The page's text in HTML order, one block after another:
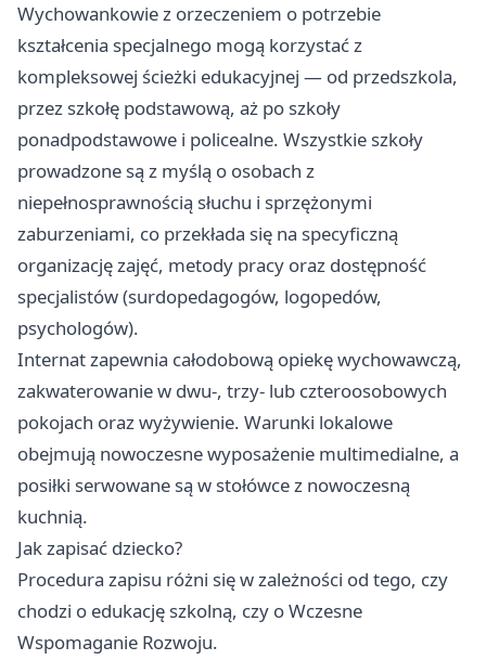
Wychowankowie z orzeczeniem o potrzebie
kształcenia specjalnego mogą korzystać z
kompleksowej ścieżki edukacyjnej — od przedszkola,
przez szkołę podstawową, aż po szkoły
ponadpodstawowe i policealne. Wszystkie szkoły
prowadzone są z myślą o osobach z
niepełnosprawnością słuchu i sprzężonymi
zaburzeniami, co przekłada się na specyficzną
organizację zajęć, metody pracy oraz dostępność
specjalistów (surdopedagogów, logopedów,
psychologów).
Internat zapewnia całodobową opiekę wychowawczą,
zakwaterowanie w dwu-, trzy- lub czteroosobowych
pokojach oraz wyżywienie. Warunki lokalowe
obejmują nowoczesne wyposażenie multimedialne, a
posiłki serwowane są w stołówce z nowoczesną
kuchnią.
Jak zapisać dziecko?
Procedura zapisu różni się w zależności od tego, czy
chodzi o edukację szkolną, czy o Wczesne
Wspomaganie Rozwoju.